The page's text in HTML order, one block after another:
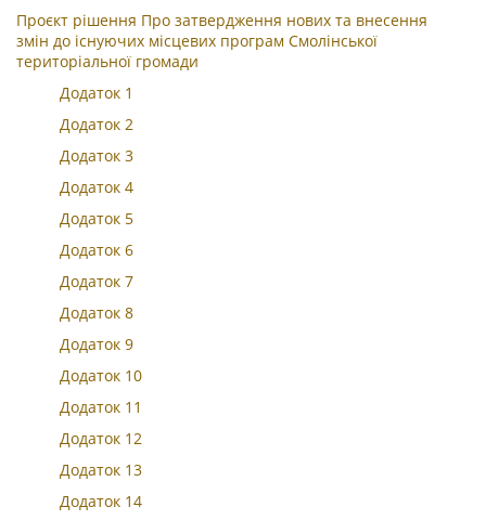
Проєкт рішення Про затвердження нових та внесення
змін до існуючих місцевих програм Смолінської
територіальної громади
Додаток 1
Додаток 2
Додаток 3
Додаток 4
Додаток 5
Додаток 6
Додаток 7
Додаток 8
Додаток 9
Додаток 10
Додаток 11
Додаток 12
Додаток 13
Додаток 14